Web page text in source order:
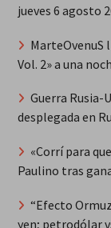
jueves 6 agosto
MarteOvenuS
Vol. 2» a una
Guerra Rusia-
desplegada en
«Corrí para
Paulino tras
“Efecto
yen; petrodólar